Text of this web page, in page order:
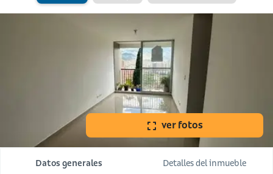
ver fotos
Datos generales Detalles del inmueble